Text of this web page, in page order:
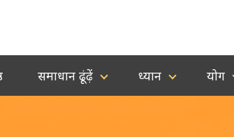
समाधान ढूंढ़ें ध्यान योग